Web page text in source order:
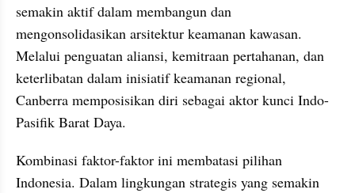
semakin aktif dalam membangun dan
mengonsolidasikan arsitektur keamanan kawasan.
Melalui penguatan aliansi, kemitraan pertahanan, dan
keterlibatan dalam inisiatif keamanan regional,
Canberra memposisikan diri sebagai aktor kunci Indo-
Pasifik Barat Daya.
Kombinasi faktor-faktor ini membatasi pilihan
Indonesia. Dalam lingkungan strategis yang semakin